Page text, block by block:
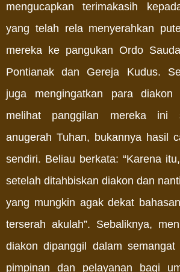
mengucapkan terimakasih
yang telah rela menyerahkan
mereka ke pangukan Ordo
Pontianak dan Gereja Kudus.
juga mengingatkan para diakon
melihat panggilan mereka ini
anugerah Tuhan, bukannya hasil
sendiri. Beliau berkata: “Karena
setelah ditahbiskan diakon dan
yang mungkin agak dekat
terserah akulah”. Sebaliknya,
diakon dipanggil dalam
pimpinan dan pelayanan bagi